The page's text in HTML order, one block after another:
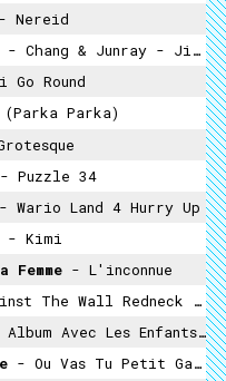
- Nereid
- Chang & Junray - Jippun
Go Round
Parka)
- Puzzle 34
- Wario Land 4 Hurry Up
- Kimi
Femme - L'inconnue
The Wall Redneck Mama
Avec Les Enfants Extrait
- Ou Vas Tu Petit Garçon ?